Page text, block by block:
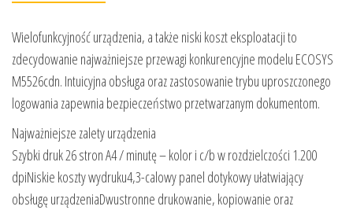
Wielofunkcyjność urządzenia, a także niski koszt eksploatacji to
zdecydowanie najważniejsze przewagi konkurencyjne modelu ECOSYS
M5526cdn. Intuicyjna obsługa oraz zastosowanie trybu uproszczonego
logowania zapewnia bezpieczeństwo przetwarzanym dokumentom.
Najważniejsze zalety urządzenia
Szybki druk 26 stron A4 / minutę – kolor i c/b w rozdzielczości 1.200
dpiNiskie koszty wydruku4,3-calowy panel dotykowy ułatwiający
obsługę urządzeniaDwustronne drukowanie, kopiowanie oraz